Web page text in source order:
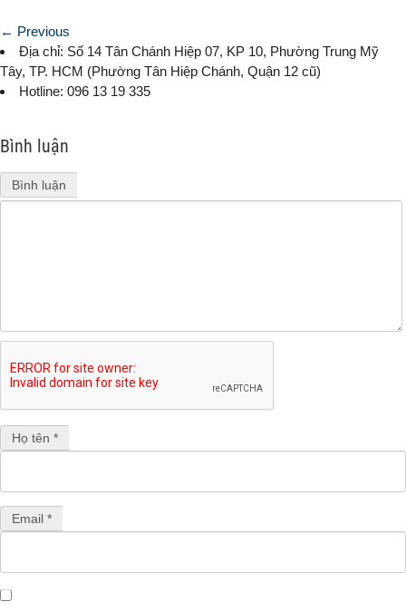
← Previous
Địa chỉ: Số 14 Tân Chánh Hiệp 07, KP 10, Phường Trung Mỹ
Tây, TP. HCM (Phường Tân Hiệp Chánh, Quận 12 cũ)
Hotline: 096 13 19 335
Bình luận
Bình luận
Họ tên *
Email *